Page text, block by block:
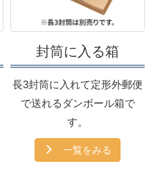
封筒に入る箱
長3封筒に入れて定形外郵便
で送れるダンボール箱で
す。
一覧をみる